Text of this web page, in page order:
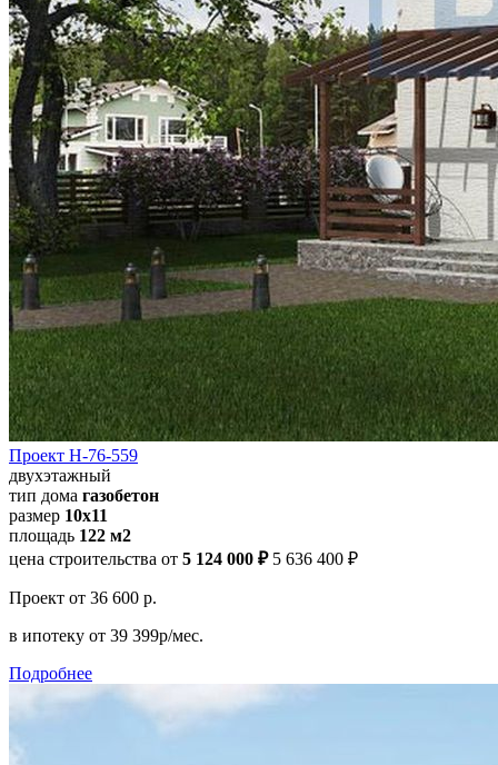
Проект Н-76-559
двухэтажный
тип дома газобетон
размер 10х11
площадь 122 м2
цена строительства от 5 124 000 ₽ 5 636 400 ₽
Проект от 36 600 р.
в ипотеку от 39 399р/мес.
Подробнее